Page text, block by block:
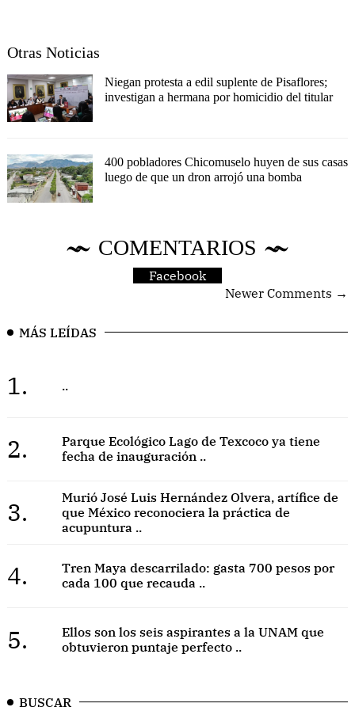
Otras Noticias
Niegan protesta a edil suplente de Pisaflores;
investigan a hermana por homicidio del titular
400 pobladores Chicomuselo huyen de sus casas
luego de que un dron arrojó una bomba
COMENTARIOS
Facebook
Newer Comments →
MÁS LEÍDAS
1. ..
2.
Parque Ecológico Lago de Texcoco ya tiene
fecha de inauguración ..
3.
Murió José Luis Hernández Olvera, artífice de
que México reconociera la práctica de
acupuntura ..
4.
Tren Maya descarrilado: gasta 700 pesos por
cada 100 que recauda ..
5.
Ellos son los seis aspirantes a la UNAM que
obtuvieron puntaje perfecto ..
BUSCAR